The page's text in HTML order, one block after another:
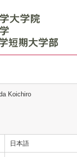
Koichiro
日本語